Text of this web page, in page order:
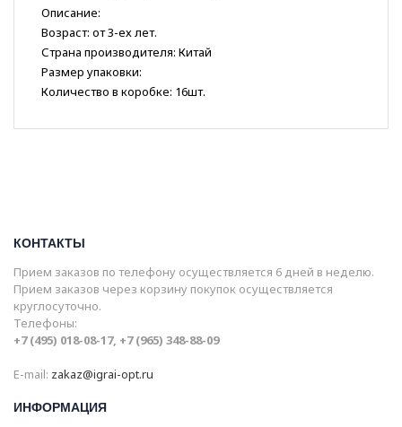
Описание:
Возраст: от 3-ех лет.
Страна производителя: Китай
Размер упаковки:
Количество в коробке: 16шт.
КОНТАКТЫ
Прием заказов по телефону осуществляется 6 дней в неделю.
Прием заказов через корзину покупок осуществляется
круглосуточно.
Телефоны:
+7 (495) 018-08-17, +7 (965) 348-88-09
E-mail: zakaz@igrai-opt.ru
ИНФОРМАЦИЯ